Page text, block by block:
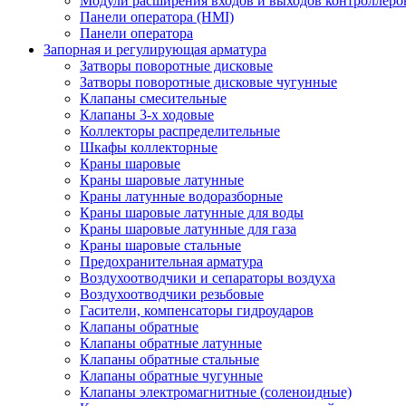
Панели оператора (HMI)
Панели оператора
Запорная и регулирующая арматура
Затворы поворотные дисковые
Затворы поворотные дисковые чугунные
Клапаны смесительные
Клапаны 3-х ходовые
Коллекторы распределительные
Шкафы коллекторные
Краны шаровые
Краны шаровые латунные
Краны латунные водоразборные
Краны шаровые латунные для воды
Краны шаровые латунные для газа
Краны шаровые стальные
Предохранительная арматура
Воздухоотводчики и сепараторы воздуха
Воздухоотводчики резьбовые
Гасители, компенсаторы гидроударов
Клапаны обратные
Клапаны обратные латунные
Клапаны обратные стальные
Клапаны обратные чугунные
Клапаны электромагнитные (соленоидные)